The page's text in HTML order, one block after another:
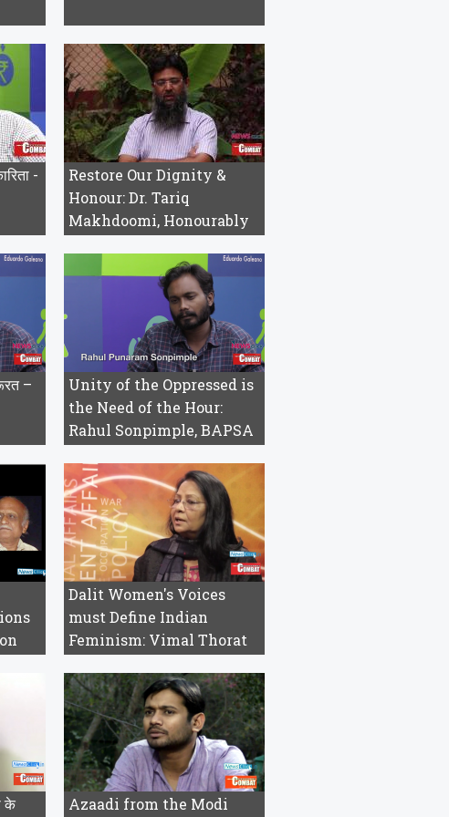
-
Restore Our Dignity &
Honour: Dr. Tariq
Makhdoomi, Honourably
–
Unity of the Oppressed is
the Need of the Hour:
Rahul Sonpimple, BAPSA
Dalit Women's Voices
must Define Indian
Feminism: Vimal Thorat
के Azaadi from the Modi